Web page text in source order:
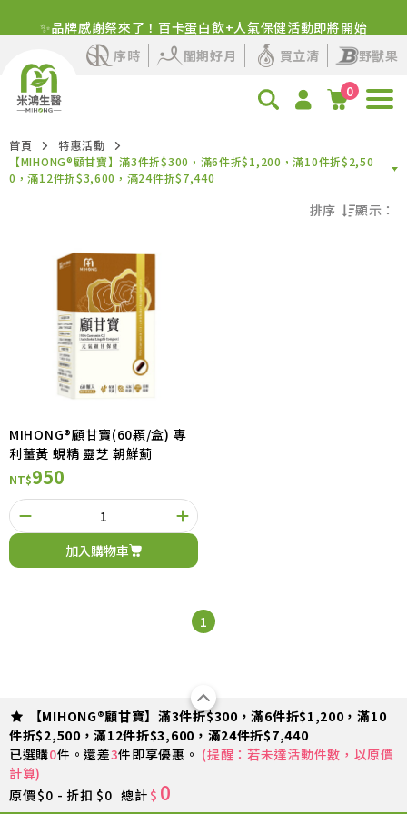
✨品牌感謝祭來了！百卡蛋白飲+人氣保健活動即將開始
序時 閨期好月 買立清
野獸果
0
首頁
特惠活動
【MIHONG®顧甘寶】滿3件折$300，滿6件折$1,200，滿10件折$2,50
0，滿12件折$3,600，滿24件折$7,440
【MIHONG®顧甘寶】滿3件折$300，滿6件折$1,200，滿10
件折$2,500，滿12件折$3,600，滿24件折$7,440
已選購0件。還差3件即享優惠。 (提醒：若未達活動件數，以原價
計算)
原價$0 - 折扣 $0 總計$ 0
排序 顯示：
MIHONG®顧甘寶(60顆/盒) 專
利薑黃 蜆精 靈芝 朝鮮薊
NT$950
加入購物車
1